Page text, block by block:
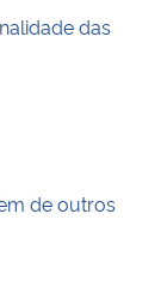
das
de outros